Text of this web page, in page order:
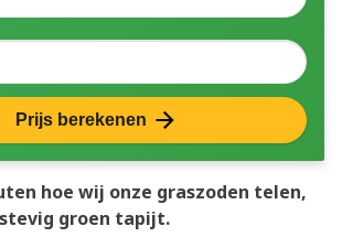
Prijs berekenen
hoe wij onze graszoden telen,
groen tapijt.